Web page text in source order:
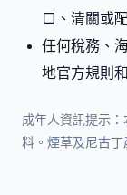
口、清關或
任何稅務、
地官方規則
成年人資訊提示
料。煙草及尼古丁